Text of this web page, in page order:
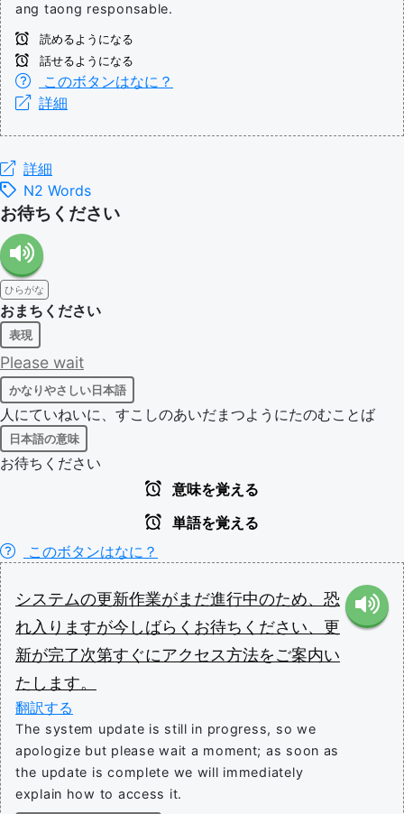
ang taong responsable.
読めるようになる
話せるようになる
このボタンはなに？
詳細
詳細
N2 Words
お待ちください
ひらがな
おまちください
表現
Please wait
かなりやさしい日本語
人にていねいに、すこしのあいだまつようにたのむことば
日本語の意味
お待ちください
意味を覚える
単語を覚える
このボタンはなに？
システムの更新作業がまだ進行中のため、 恐
れ入りますが今しばらく お待ち ください、 更
新が完了次第すぐにアクセス方法をご案内い
たします。
翻訳する
The system update is still in progress, so we
apologize but please wait a moment; as soon as
the update is complete we will immediately
explain how to access it.